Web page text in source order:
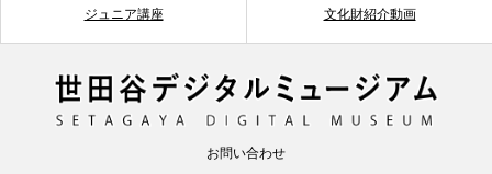
ジュニア講座 文化財紹介動画
お問い合わせ